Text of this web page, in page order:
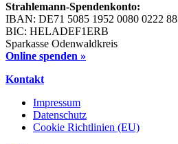
Strahlemann-Spendenkonto:
IBAN: DE71 5085 1952 0080 0222 88
BIC: HELADEF1ERB
Sparkasse Odenwaldkreis
Online spenden »
Kontakt
Impressum
Datenschutz
Cookie Richtlinien (EU)